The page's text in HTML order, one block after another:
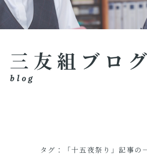
三友組ブログ
blog
タグ：「十五夜祭り」記事の